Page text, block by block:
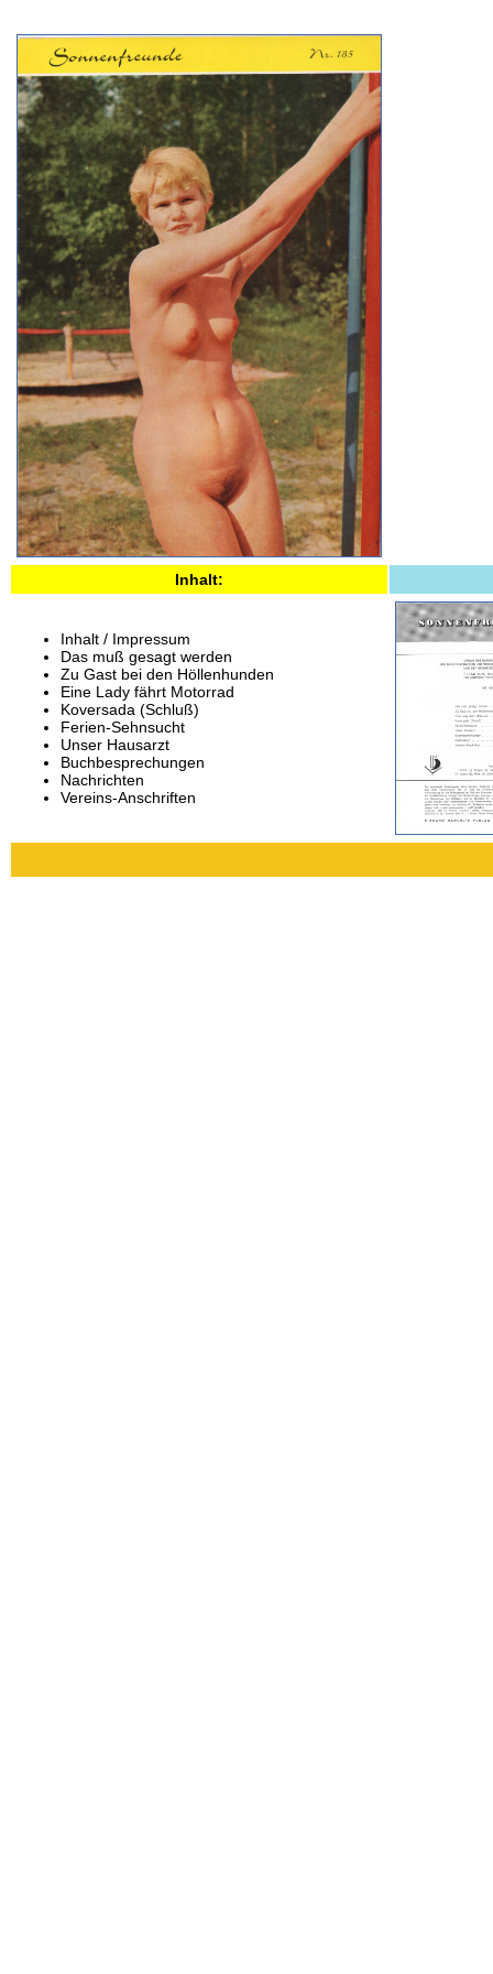
Inhalt:
Inhalt / Impressum
Das muß gesagt werden
Zu Gast bei den Höllenhunden
Eine Lady fährt Motorrad
Koversada (Schluß)
Ferien-Sehnsucht
Unser Hausarzt
Buchbesprechungen
Nachrichten
Vereins-Anschriften